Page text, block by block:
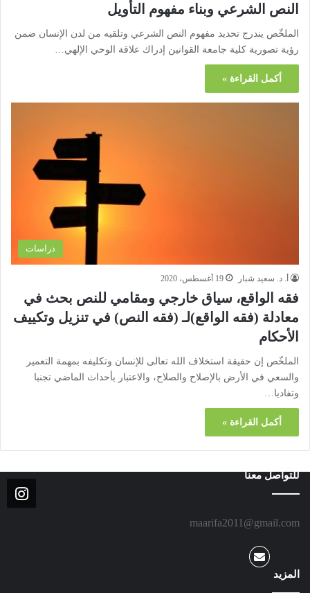
النص الشرعي وبناء مفهوم التأويل
الملخّص يندرج تحديد مفهوم النص الشرعي وتلقيه من لدن الإنسان ضمن
رؤية تصورية كلية جامعة القوانين إدراك علاقة الوحي الإلهي…
أكمل القراءة »
دراسات
أ. د. سعيد شبار 19 أغسطس، 2020
فقه الواقع، سياق خارجي ومقامي للنص بحث في
معادلة (فقه الواقع)لـ (فقه النص) في تنزيل وتكييف
الأحكام
الملخّص إن حقيقة استخلاف الله تعالى للإنسان وتكليفه بمهمة التعمير
والسعي في الأرض بالإصلاح والصلاح، والاعتبار بأحداث الماضي تجنبا
وتفاديا…
أكمل القراءة »
للتواصل معنا
maarifa2011@gmail.com
المزيد